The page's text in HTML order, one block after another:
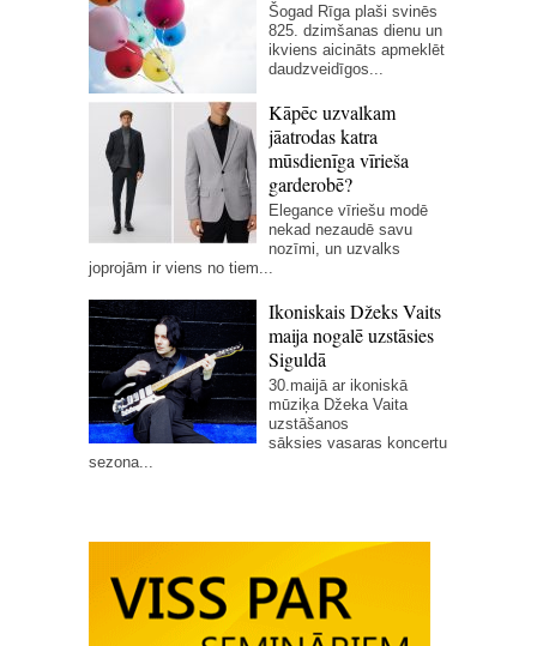
Šogad Rīga plaši svinēs
825. dzimšanas dienu un
ikviens aicināts apmeklēt
daudzveidīgos...
Kāpēc uzvalkam
jāatrodas katra
mūsdienīga vīrieša
garderobē?
Elegance vīriešu modē
nekad nezaudē savu
nozīmi, un uzvalks
joprojām ir viens no tiem...
Ikoniskais Džeks Vaits
maija nogalē uzstāsies
Siguldā
30.maijā ar ikoniskā
mūziķa Džeka Vaita
uzstāšanos
sāksies vasaras koncertu
sezona...